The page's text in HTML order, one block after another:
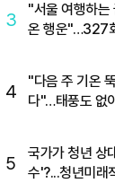
3
"서울 여행하는
온 행운"…327
4
"다음 주 기온
다"…태풍도 없
5
국가가 청년 상
수'?...청년미래